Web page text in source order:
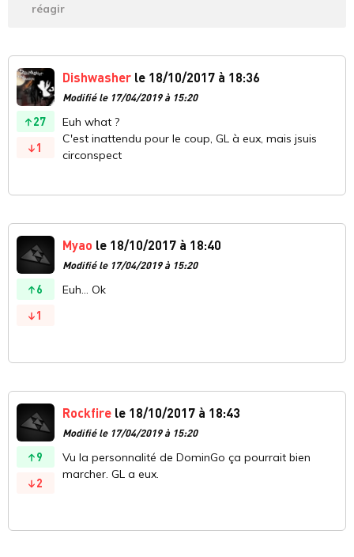
réagir
27
1
Dishwasher le 18/10/2017 à 18:36
Modifié le 17/04/2019 à 15:20
Euh what ?
C'est inattendu pour le coup, GL à eux, mais jsuis
circonspect
6
1
Myao le 18/10/2017 à 18:40
Modifié le 17/04/2019 à 15:20
Euh... Ok
9
2
Rockfire le 18/10/2017 à 18:43
Modifié le 17/04/2019 à 15:20
Vu la personnalité de DominGo ça pourrait bien
marcher. GL a eux.